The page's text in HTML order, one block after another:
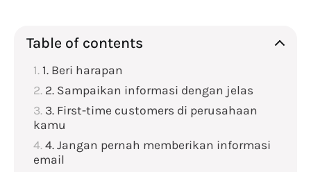
Table of contents
1. Beri harapan
2. Sampaikan informasi dengan jelas
3. First-time customers di perusahaan
kamu
4. Jangan pernah memberikan informasi
email